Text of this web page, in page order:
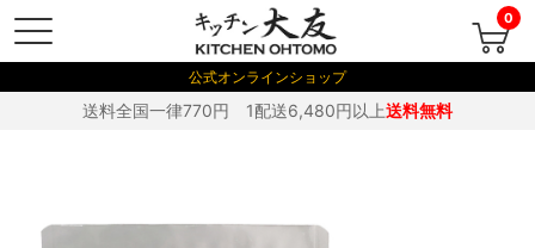
0
公式オンラインショップ
送料全国一律770円 1配送6,480円以上送料無料